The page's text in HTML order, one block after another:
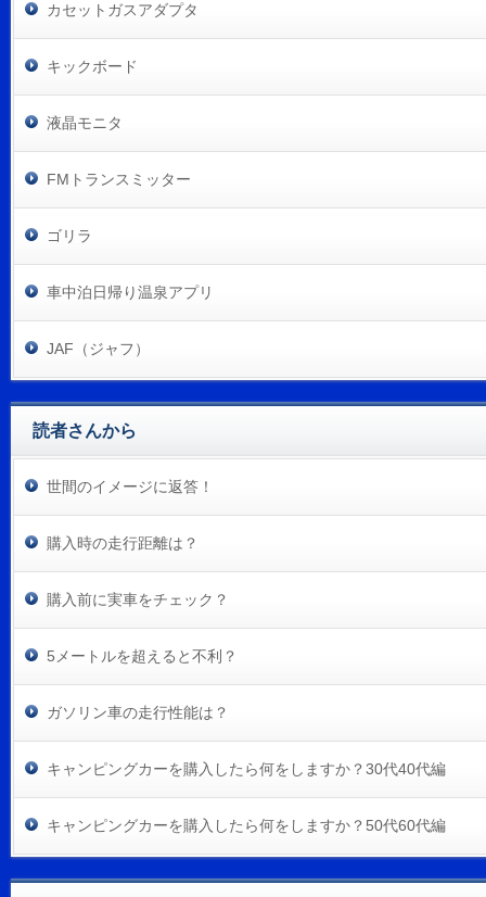
カセットガスアダプタ
キックボード
液晶モニタ
FMトランスミッター
ゴリラ
車中泊日帰り温泉アプリ
JAF（ジャフ）
読者さんから
世間のイメージに返答！
購入時の走行距離は？
購入前に実車をチェック？
5メートルを超えると不利？
ガソリン車の走行性能は？
キャンピングカーを購入したら何をしますか？30代40代編
キャンピングカーを購入したら何をしますか？50代60代編